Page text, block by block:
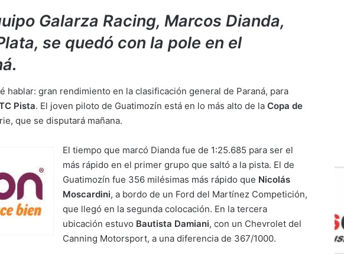
Galarza Racing, Marcos Dianda,
se quedó con la pole en el
hablar: gran rendimiento en la clasificación general de Paraná, para
Pista. El joven piloto de Guatimozín está en lo más alto de la Copa de
que se disputará mañana.
El tiempo que marcó Dianda fue de 1:25.685 para ser el
más rápido en el primer grupo que saltó a la pista. El de
Guatimozín fue 356 milésimas más rápido que Nicolás
Moscardini, a bordo de un Ford del Martínez Competición,
que llegó en la segunda colocación. En la tercera
ubicación estuvo Bautista Damiani, con un Chevrolet del
Canning Motorsport, a una diferencia de 367/1000.